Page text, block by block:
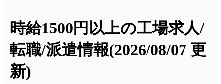
時給1500円以上の工場求人/
転職/派遣情報(2026/08/07 更
新)